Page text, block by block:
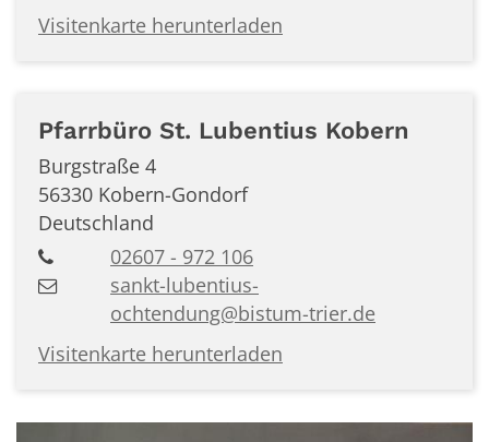
Visitenkarte herunterladen
Pfarrbüro St. Lubentius Kobern
Burgstraße 4
56330 Kobern-Gondorf
Deutschland
02607 - 972 106
sankt-lubentius-
ochtendung@bistum-trier.de
Visitenkarte herunterladen